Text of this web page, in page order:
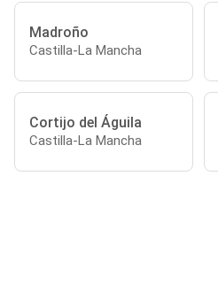
Madroño
Castilla-La Mancha
Cortijo del Águila
Castilla-La Mancha